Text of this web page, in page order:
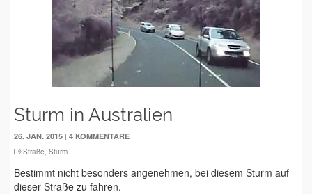
Sturm in Australien
26. JAN. 2015 | 4 KOMMENTARE
Straße, Sturm
Bestimmt nicht besonders angenehmen, bei diesem Sturm auf
dieser Straße zu fahren.